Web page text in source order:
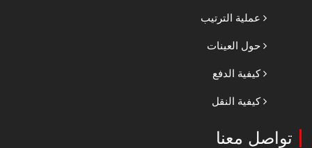
عملية الترتيب
حول العينات
كيفية الدفع
كيفية النقل
تواصل معنا